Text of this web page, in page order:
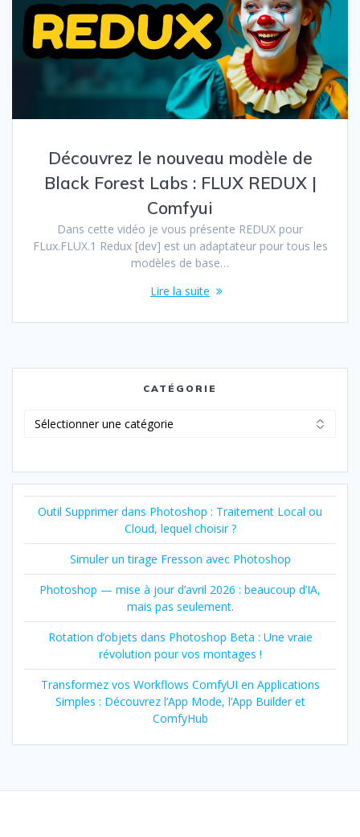
Découvrez le nouveau modèle de
Black Forest Labs : FLUX REDUX |
Comfyui
Dans cette vidéo je vous présente REDUX pour
FLux.FLUX.1 Redux [dev] est un adaptateur pour tous les
modèles de base…
Lire la suite
CATÉGORIE
Outil Supprimer dans Photoshop : Traitement Local ou
Cloud, lequel choisir ?
Simuler un tirage Fresson avec Photoshop
Photoshop — mise à jour d’avril 2026 : beaucoup d’IA,
mais pas seulement.
Rotation d’objets dans Photoshop Beta : Une vraie
révolution pour vos montages !
Transformez vos Workflows ComfyUI en Applications
Simples : Découvrez l’App Mode, l’App Builder et
ComfyHub